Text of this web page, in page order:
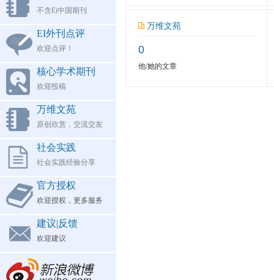
不含Ei中国期刊
EI外刊点评
欢迎点评！
核心学术期刊
欢迎投稿
万维文苑
原创欣赏，交流交友
社会实践
社会实践经验分享
官方授权
欢迎授权，更多服务
建议|反馈
欢迎建议
万维文苑
0
他/她的文章